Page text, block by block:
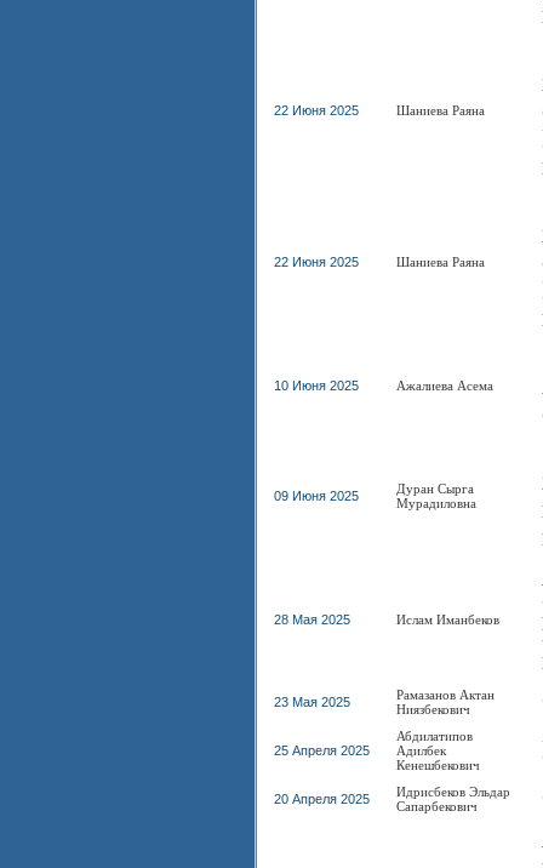
22 Июня 2025 Шаниева Раяна
22 Июня 2025 Шаниева Раяна
10 Июня 2025 Ажалиева Асема
09 Июня 2025
Дуран Сырга
Мурадиловна
28 Мая 2025 Ислам Иманбеков
23 Мая 2025
Рамазанов Актан
Ниязбекович
25 Апреля 2025
Абдилатипов
Адилбек
Кенешбекович
20 Апреля 2025
Идрисбеков Эльдар
Сапарбекович